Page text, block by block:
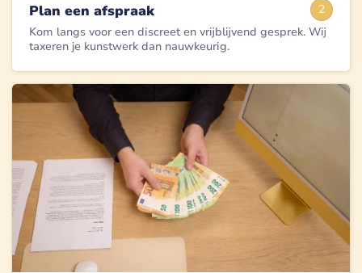
2
Plan een afspraak
Kom langs voor een discreet en vrijblijvend gesprek. Wij
taxeren je kunstwerk dan nauwkeurig.